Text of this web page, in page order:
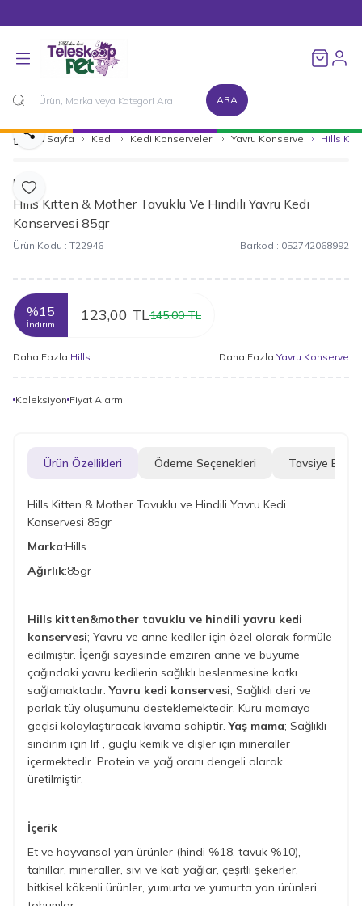
ARA
Ana Sayfa Kedi Kedi Konserveleri Yavru Konserve Hills
Favoriye Ekle
Paylaş
Hills
Hills Kitten & Mother Tavuklu Ve Hindili Yavru Kedi
Konservesi 85gr
Ürün Kodu : T22946 Barkod : 052742068992
%15
İndirim
123,00 TL145,00TL
Daha Fazla Hills Daha Fazla Yavru Konserve
Koleksiyon Fiyat Alarmı
Ürün Özellikleri Ödeme Seçenekleri Tavsiye Et
Hills Kitten & Mother Tavuklu ve Hindili Yavru Kedi
Konservesi 85gr
Marka:Hills
Ağırlık:85gr
Hills kitten&mother tavuklu ve hindili yavru kedi
konservesi; Yavru ve anne kediler için özel olarak formüle
edilmiştir. İçeriği sayesinde emziren anne ve büyüme
çağındaki yavru kedilerin sağlıklı beslenmesine katkı
sağlamaktadır. Yavru kedi konservesi; Sağlıklı deri ve
parlak tüy oluşumunu desteklemektedir. Kuru mamaya
geçisi kolaylaştıracak kıvama sahiptir.Yaş mama; Sağlıklı
sindirim için lif , güçlü kemik ve dişler için mineraller
içermektedir. Protein ve yağ oranı dengeli olarak
üretilmiştir.
İçerik
Et ve hayvansal yan ürünler (hindi %18, tavuk %10),
tahıllar, mineraller, sıvı ve katı yağlar, çeşitli şekerler,
bitkisel kökenli ürünler, yumurta ve yumurta yan ürünleri,